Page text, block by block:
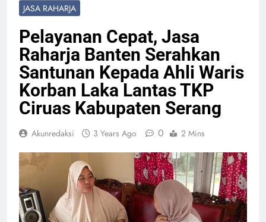
JASA RAHARJA
Pelayanan Cepat, Jasa
Raharja Banten Serahkan
Santunan Kepada Ahli Waris
Korban Laka Lantas TKP
Ciruas Kabupaten Serang
Akunredaksi 3 Years Ago 0 2 Mins